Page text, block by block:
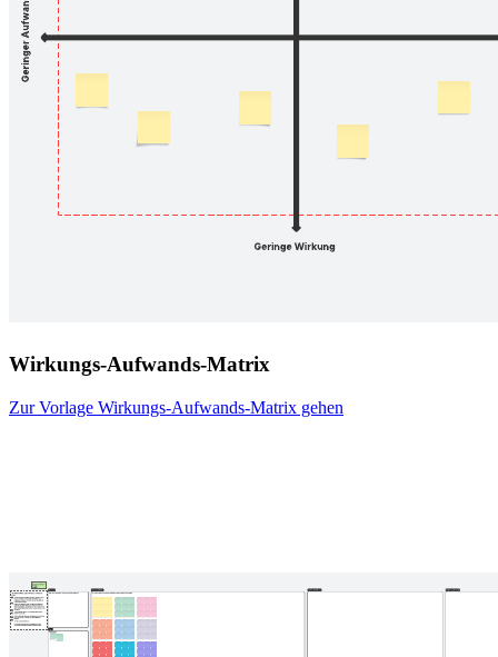
Wirkungs-Aufwands-Matrix
Zur Vorlage Wirkungs-Aufwands-Matrix gehen